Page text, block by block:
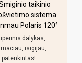
Pulo stalas Bilaro
Winner 7 pėdų
žalias
audinys su
komplektacija
patenkintas,